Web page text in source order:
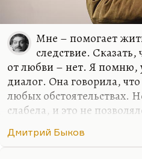
Мне – помогает
следствие.
от любви – нет. Я помню,
диалог. Она говорила,
любых обстоятельствах.
слабела, и это не
все-таки этого нет, для
Дмитрий Быков